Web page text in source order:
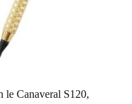
le Canaveral S120,